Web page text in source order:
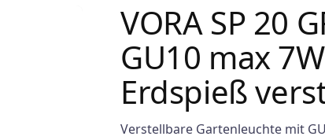
VORA SP 20
GU10 max
Erdspieß
Verstellbare Gartenleuchte mit